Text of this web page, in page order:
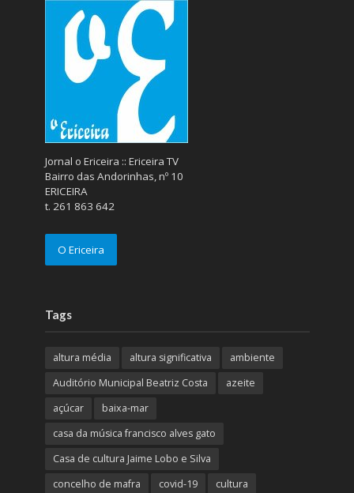
Jornal o Ericeira :: Ericeira TV
Bairro das Andorinhas, nº 10
ERICEIRA
t. 261 863 642
O Ericeira
Tags
altura média altura significativa
ambiente
Auditório Municipal Beatriz Costa
azeite
açúcar
baixa-mar
casa da música francisco alves gato
Casa de cultura Jaime Lobo e Silva
concelho de mafra
covid-19
cultura